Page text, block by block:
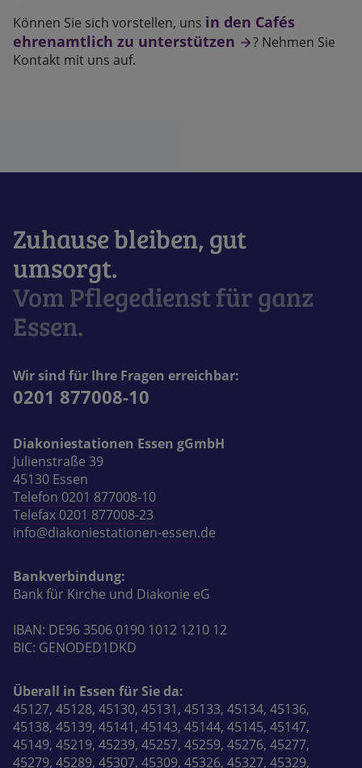
Können Sie sich vorstellen, uns in den Cafés
ehrenamtlich zu unterstützen
? Nehmen Sie
Kontakt mit uns auf.
Zuhause bleiben, gut
umsorgt.
Vom Pflegedienst für ganz
Essen.
Wir sind für Ihre Fragen erreichbar:
0201 877008-10
Diakoniestationen Essen gGmbH
Julienstraße 39
45130 Essen
Telefon 0201 877008-10
Telefax 0201 877008-23
info@diakoniestationen-essen.de
Bankverbindung:
Bank für Kirche und Diakonie eG
IBAN: DE96 3506 0190 1012 1210 12
BIC: GENODED1DKD
Überall in Essen für Sie da:
45127, 45128, 45130, 45131, 45133, 45134, 45136,
45138, 45139, 45141, 45143, 45144, 45145, 45147,
45149, 45219, 45239, 45257, 45259, 45276, 45277,
45279, 45289, 45307, 45309, 45326, 45327, 45329,